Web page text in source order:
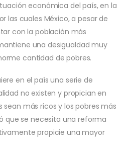
económica del país, en la
las cuales México, a pesar de
con la población más
una desigualdad muy
cantidad de pobres.
en el país una serie de
no existen y propician en
sean más ricos y los pobres más
que se necesita una reforma
propicie una mayor